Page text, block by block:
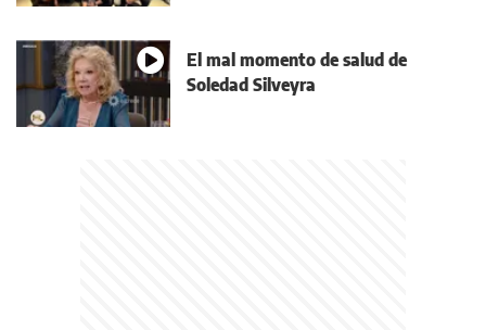
El mal momento de salud de
Soledad Silveyra